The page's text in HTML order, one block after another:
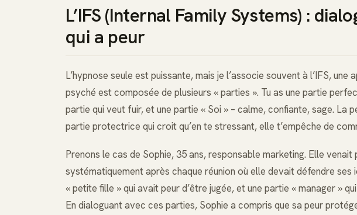
L’IFS (Internal Family Systems) :
qui a peur
L’hypnose seule est puissante, mais je l’associe souvent à l’IFS,
psyché est composée de plusieurs « parties ». Tu as une partie
partie qui veut fuir, et une partie « Soi » – calme, confiante, sage. La
partie protectrice qui croit qu’en te stressant, elle t’empêche de
Prenons le cas de Sophie, 35 ans, responsable marketing. Elle venait
systématiquement après chaque réunion où elle devait défendre ses
« petite fille » qui avait peur d’être jugée, et une partie « manager »
En dialoguant avec ces parties, Sophie a compris que sa peur